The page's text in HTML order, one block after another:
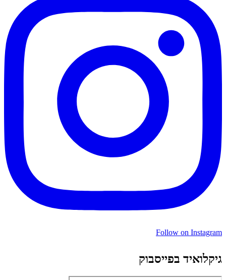
Follow on Instagram
גיקלואיד בפייסבוק